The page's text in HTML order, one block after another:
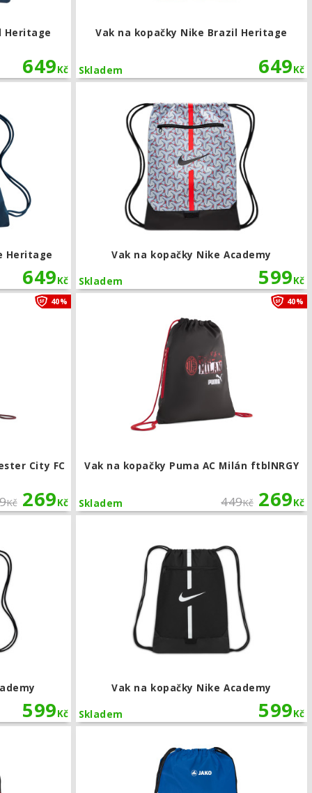
Heritage
649Kč
Vak na kopačky Nike Brazil Heritage
649Kč
Skladem
Heritage
649Kč
Vak na kopačky Nike Academy
599Kč
Skladem
City FC
Kč 269Kč
40% Vak na kopačky Puma Manchester City FC ftblNRGY
Vak na kopačky Puma AC Milán ftblNRGY
449Kč 269Kč
Skladem
40%
599Kč
Vak na kopačky Nike Academy
599Kč
Skladem